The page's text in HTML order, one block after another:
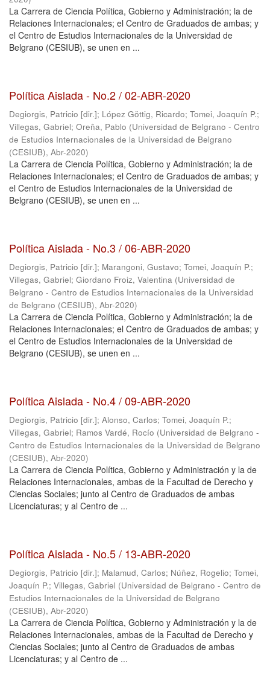
La Carrera de Ciencia Política, Gobierno y Administración; la de
Relaciones Internacionales; el Centro de Graduados de ambas; y
el Centro de Estudios Internacionales de la Universidad de
Belgrano (CESIUB), se unen en ...
Política Aislada - No.2 / 02-ABR-2020
Degiorgis, Patricio [dir.]; López Göttig, Ricardo; Tomei, Joaquín P.;
Villegas, Gabriel; Oreña, Pablo (Universidad de Belgrano - Centro
de Estudios Internacionales de la Universidad de Belgrano
(CESIUB), Abr-2020)
La Carrera de Ciencia Política, Gobierno y Administración; la de
Relaciones Internacionales; el Centro de Graduados de ambas; y
el Centro de Estudios Internacionales de la Universidad de
Belgrano (CESIUB), se unen en ...
Política Aislada - No.3 / 06-ABR-2020
Degiorgis, Patricio [dir.]; Marangoni, Gustavo; Tomei, Joaquín P.;
Villegas, Gabriel; Giordano Froiz, Valentina (Universidad de
Belgrano - Centro de Estudios Internacionales de la Universidad
de Belgrano (CESIUB), Abr-2020)
La Carrera de Ciencia Política, Gobierno y Administración; la de
Relaciones Internacionales; el Centro de Graduados de ambas; y
el Centro de Estudios Internacionales de la Universidad de
Belgrano (CESIUB), se unen en ...
Política Aislada - No.4 / 09-ABR-2020
Degiorgis, Patricio [dir.]; Alonso, Carlos; Tomei, Joaquín P.;
Villegas, Gabriel; Ramos Vardé, Rocío (Universidad de Belgrano -
Centro de Estudios Internacionales de la Universidad de Belgrano
(CESIUB), Abr-2020)
La Carrera de Ciencia Política, Gobierno y Administración y la de
Relaciones Internacionales, ambas de la Facultad de Derecho y
Ciencias Sociales; junto al Centro de Graduados de ambas
Licenciaturas; y al Centro de ...
Política Aislada - No.5 / 13-ABR-2020
Degiorgis, Patricio [dir.]; Malamud, Carlos; Núñez, Rogelio; Tomei,
Joaquín P.; Villegas, Gabriel (Universidad de Belgrano - Centro de
Estudios Internacionales de la Universidad de Belgrano
(CESIUB), Abr-2020)
La Carrera de Ciencia Política, Gobierno y Administración y la de
Relaciones Internacionales, ambas de la Facultad de Derecho y
Ciencias Sociales; junto al Centro de Graduados de ambas
Licenciaturas; y al Centro de ...